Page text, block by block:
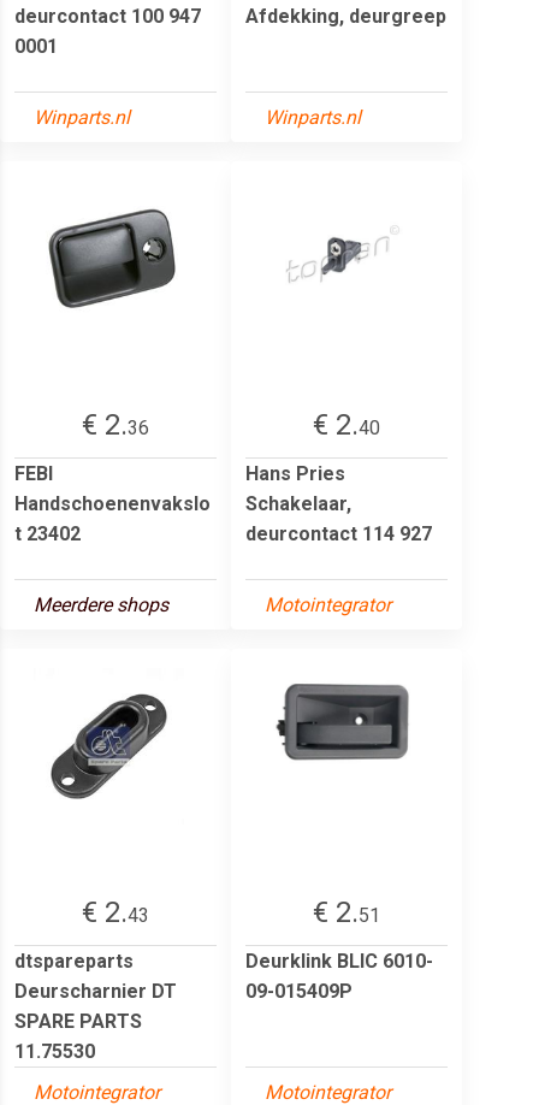
deurcontact 100 947
0001
Winparts.nl
Afdekking, deurgreep
Winparts.nl
€ 2.36
FEBI
Handschoenenvakslo
t 23402
Meerdere shops
€ 2.40
Hans Pries
Schakelaar,
deurcontact 114 927
Motointegrator
€ 2.43
dtspareparts
Deurscharnier DT
SPARE PARTS
11.75530
Motointegrator
€ 2.51
Deurklink BLIC 6010-
09-015409P
Motointegrator